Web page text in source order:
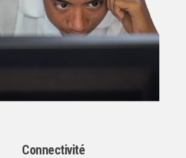
Connectivité